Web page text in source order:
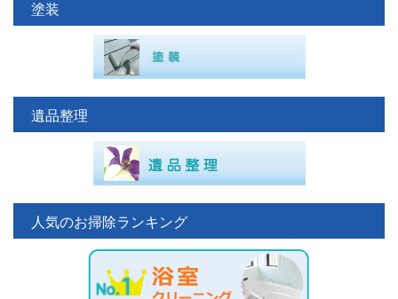
塗装
遺品整理
人気のお掃除ランキング